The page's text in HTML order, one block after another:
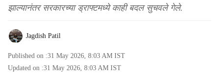
झाल्यानंतर सरकारच्या ड्राफ्टमध्ये काही बदल सुचवले गेले.
Jagdish Patil
Published on :31 May 2026, 8:03 AM IST
Updated on :31 May 2026, 8:03 AM IST